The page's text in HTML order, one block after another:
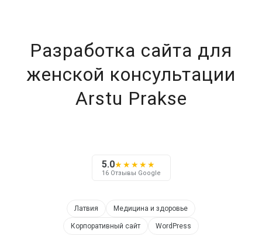
Разработка сайта для
женской консультации
Arstu Prakse
5.0★★★★★
16 Отзывы Google
Латвия Медицина и здоровье
Корпоративный сайт WordPress